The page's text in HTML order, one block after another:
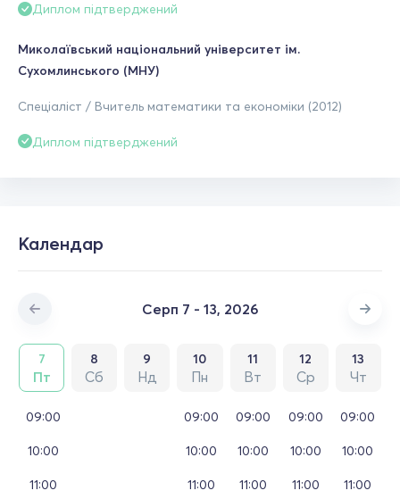
Диплом підтверджений
Миколаївський національний університет ім.
Сухомлинського (МНУ)
Спеціаліст / Вчитель математики та економіки (2012)
Диплом підтверджений
Календар
Серп 7 - 13, 2026
7
Пт
8
Сб
9
Нд
10
Пн
11
Вт
12
Ср
13
Чт
09:00
10:00
11:00
09:00
10:00
11:00
09:00
10:00
11:00
09:00
10:00
11:00
09:00
10:00
11:00